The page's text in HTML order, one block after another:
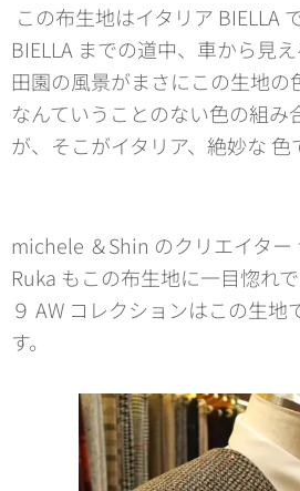
この布生地はイタリア BIELLA
BIELLA までの道中、車から見
田園の風景がまさにこの生地の
なんていうことのない色の組み
が、そこがイタリア、絶妙な 色
michele ＆Shin のクリエイター
Ruka もこの布生地に一目惚れ
９ AW コレクションはこの生
す。